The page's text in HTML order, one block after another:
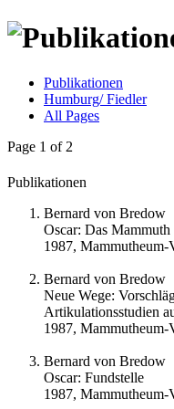
Publikationen
Humburg/ Fiedler
All Pages
Page 1 of 2
Publikationen
Bernard von Bredow
Oscar: Das
1987, Mammutheum-
Bernard von Bredow
Neue Wege:
Artikulationsstudien
1987, Mammutheum-
Bernard von Bredow
Oscar: Fundstelle
1987, Mammutheum-